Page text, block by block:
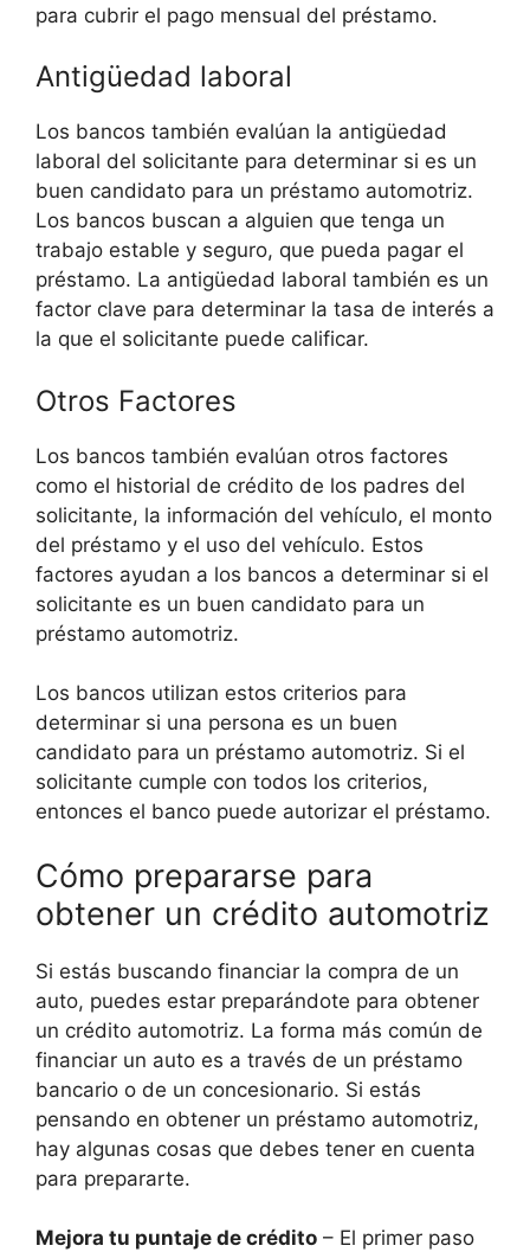
para cubrir el pago mensual del préstamo.
Antigüedad laboral
Los bancos también evalúan la antigüedad
laboral del solicitante para determinar si es un
buen candidato para un préstamo automotriz.
Los bancos buscan a alguien que tenga un
trabajo estable y seguro, que pueda pagar el
préstamo. La antigüedad laboral también es un
factor clave para determinar la tasa de interés a
la que el solicitante puede calificar.
Otros Factores
Los bancos también evalúan otros factores
como el historial de crédito de los padres del
solicitante, la información del vehículo, el monto
del préstamo y el uso del vehículo. Estos
factores ayudan a los bancos a determinar si el
solicitante es un buen candidato para un
préstamo automotriz.
Los bancos utilizan estos criterios para
determinar si una persona es un buen
candidato para un préstamo automotriz. Si el
solicitante cumple con todos los criterios,
entonces el banco puede autorizar el préstamo.
Cómo prepararse para
obtener un crédito automotriz
Si estás buscando financiar la compra de un
auto, puedes estar preparándote para obtener
un crédito automotriz. La forma más común de
financiar un auto es a través de un préstamo
bancario o de un concesionario. Si estás
pensando en obtener un préstamo automotriz,
hay algunas cosas que debes tener en cuenta
para prepararte.
Mejora tu puntaje de crédito – El primer paso